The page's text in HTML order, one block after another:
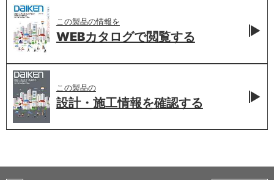
この製品の情報を
WEBカタログで閲覧する
この製品の
設計・施工情報を確認する